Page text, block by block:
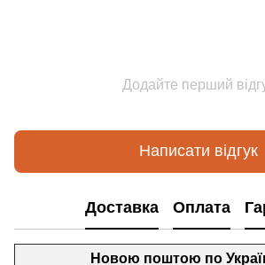
Додайте перший
Написати відгук
Доставка Оплата
Новою поштою по